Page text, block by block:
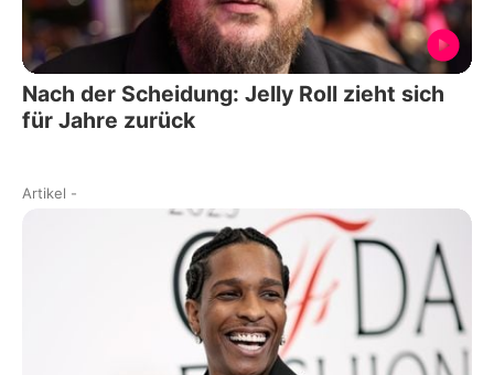
Nach der Scheidung: Jelly Roll zieht sich
für Jahre zurück
Artikel -